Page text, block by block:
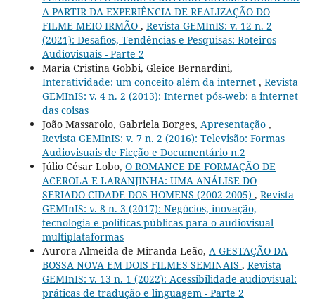
A PARTIR DA EXPERIÊNCIA DE REALIZAÇÃO DO
FILME MEIO IRMÃO , Revista GEMInIS: v. 12 n. 2
(2021): Desafios, Tendências e Pesquisas: Roteiros
Audiovisuais - Parte 2
Maria Cristina Gobbi, Gleice Bernardini,
Interatividade: um conceito além da internet , Revista
GEMInIS: v. 4 n. 2 (2013): Internet pós-web: a internet
das coisas
João Massarolo, Gabriela Borges, Apresentação ,
Revista GEMInIS: v. 7 n. 2 (2016): Televisão: Formas
Audiovisuais de Ficção e Documentário n.2
Júlio César Lobo, O ROMANCE DE FORMAÇÃO DE
ACEROLA E LARANJINHA: UMA ANÁLISE DO
SERIADO CIDADE DOS HOMENS (2002-2005) , Revista
GEMInIS: v. 8 n. 3 (2017): Negócios, inovação,
tecnologia e políticas públicas para o audiovisual
multiplataformas
Aurora Almeida de Miranda Leão, A GESTAÇÃO DA
BOSSA NOVA EM DOIS FILMES SEMINAIS , Revista
GEMInIS: v. 13 n. 1 (2022): Acessibilidade audiovisual:
práticas de tradução e linguagem - Parte 2